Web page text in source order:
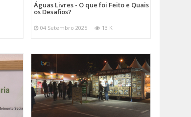
Águas Livres - O que foi Feito e Quais
os Desafios?
04 Setembro 2025 13 K